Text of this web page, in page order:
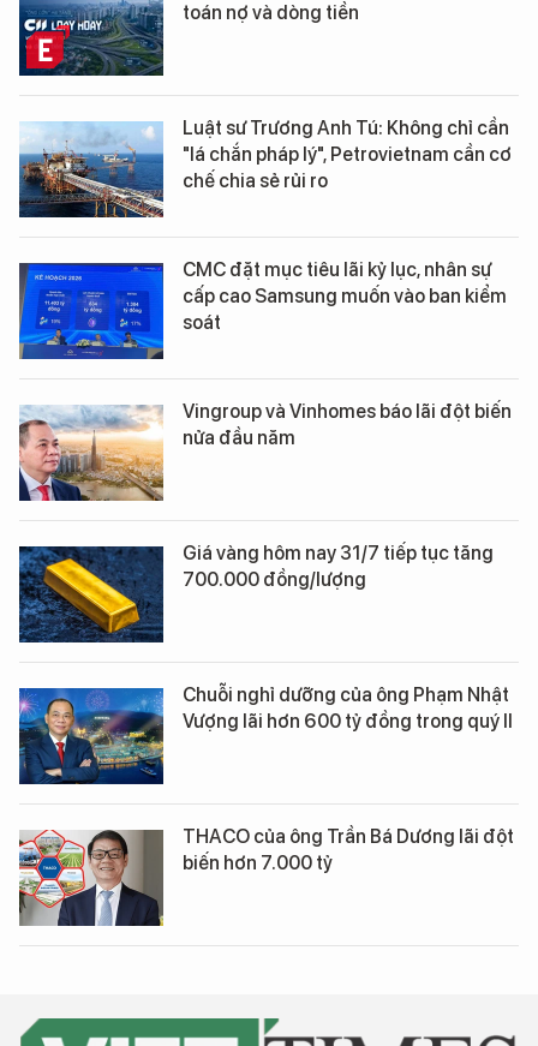
toán nợ và dòng tiền
Luật sư Trương Anh Tú: Không chỉ cần
"lá chắn pháp lý", Petrovietnam cần cơ
chế chia sẻ rủi ro
CMC đặt mục tiêu lãi kỷ lục, nhân sự
cấp cao Samsung muốn vào ban kiểm
soát
Vingroup và Vinhomes báo lãi đột biến
nửa đầu năm
Giá vàng hôm nay 31/7 tiếp tục tăng
700.000 đồng/lượng
Chuỗi nghỉ dưỡng của ông Phạm Nhật
Vượng lãi hơn 600 tỷ đồng trong quý II
THACO của ông Trần Bá Dương lãi đột
biến hơn 7.000 tỷ